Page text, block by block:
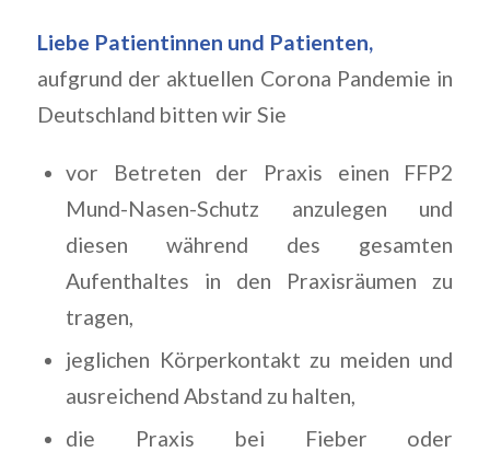
Liebe Patientinnen und Patienten,
aufgrund der aktuellen Corona Pandemie in
Deutschland bitten wir Sie
vor Betreten der Praxis einen FFP2
Mund-Nasen-Schutz anzulegen und
diesen während des gesamten
Aufenthaltes in den Praxisräumen zu
tragen,
jeglichen Körperkontakt zu meiden und
ausreichend Abstand zu halten,
die Praxis bei Fieber oder